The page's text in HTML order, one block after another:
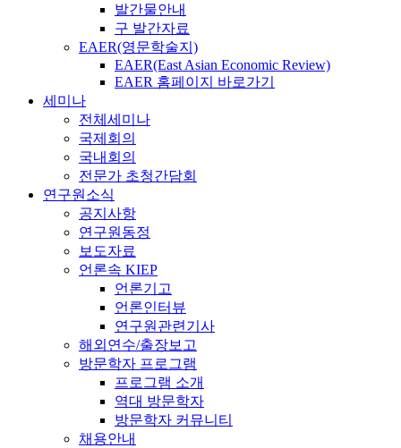
발간물안내
구 발간자료
EAER(영문학술지)
EAER(East Asian Economic Review)
EAER 홈페이지 바로가기
세미나
전체세미나
국제회의
국내회의
전문가 초청간담회
연구원소식
공지사항
연구원동정
보도자료
언론속 KIEP
언론기고
언론인터뷰
연구원관련기사
해외연수/출장보고
방문학자 프로그램
프로그램 소개
역대 방문학자
방문학자 커뮤니티
채용안내